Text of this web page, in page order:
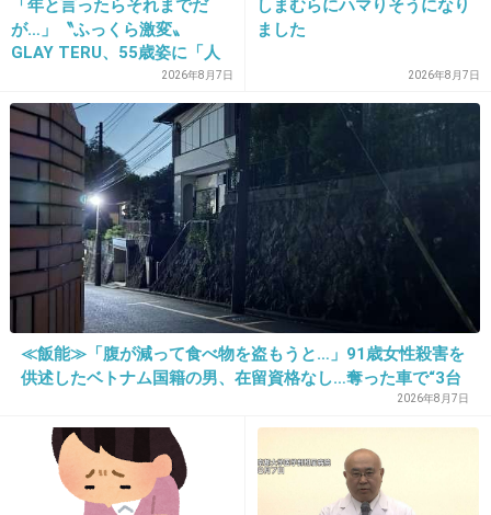
25. 匿名 2013/05/08(水) 06:28:34
+4 -45
26. 匿名 2013/05/08(水) 07:09:01
ひぃぃぃぃ
１年前から風呂上がりに…しかもパンツを履い
た後にジワアっとしてたのはコレだったのね…
+163 -4
2013/05/08(水) 07:26:46
「年と言ったらそれまでだ
が…」〝ふっくら激変〟
GLAY TERU、55歳姿に「人
として好きすぎる」「TERU
さんには見えない」「分から
なかった」
2026年8月7日
しまむらにハマりそうになり
ました
2026年8月7日
≪飯能≫「腹が減って食べ物を盗もうと…」91歳女性殺害を
供述したベトナム国籍の男、在留資格なし…奪った車で“3台
2026年8月7日